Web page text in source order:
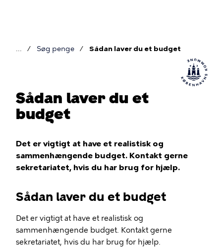
Søg penge Sådan laver du et budget
Sådan laver du et
budget
Det er vigtigt at have et realistisk og
sammenhængende budget. Kontakt gerne
sekretariatet, hvis du har brug for hjælp.
Sådan laver du et budget
Det er vigtigt at have et realistisk og
sammenhængende budget. Kontakt gerne
sekretariatet, hvis du har brug for hjælp.